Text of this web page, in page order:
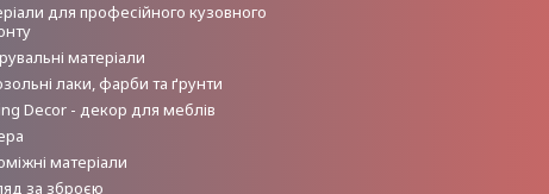
для професійного кузовного
матеріали
лаки, фарби та ґрунти
Decor - декор для меблів
матеріали
за зброєю